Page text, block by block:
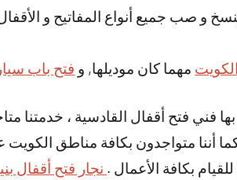
و صب جميع أنواع المفاتيح و
مهما كان موديلها, و فتح باب
أننا متواجدون بكافة مناطق
بكافة الأعمال . نجار فتح أقفال